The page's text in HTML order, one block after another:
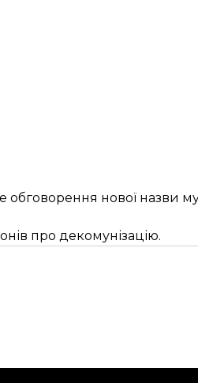
обговорення нової назви
про декомунізацію.